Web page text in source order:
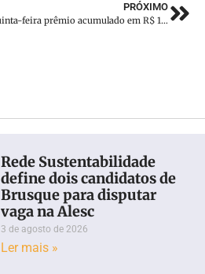
PRÓXIMO
Mega-Sena sorteia nesta quinta-feira prêmio acumulado em R$ 16 milhões
Rede Sustentabilidade
define dois candidatos de
Brusque para disputar
vaga na Alesc
3 de agosto de 2026
Ler mais »